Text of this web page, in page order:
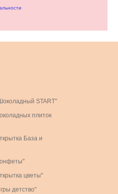
START"
плиток
База и
цветы"
детство"